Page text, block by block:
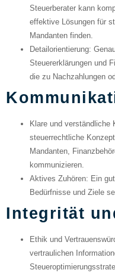
Steuerberater kann
effektive Lösungen für
Mandanten finden.
Detailorientierung:
Steuererklärungen und
die zu Nachzahlungen
Klare und verständliche
steuerrechtliche
Mandanten,
kommunizieren.
Aktives Zuhören: Ein
Bedürfnisse und Ziele
Integrität
Ethik und
vertraulichen